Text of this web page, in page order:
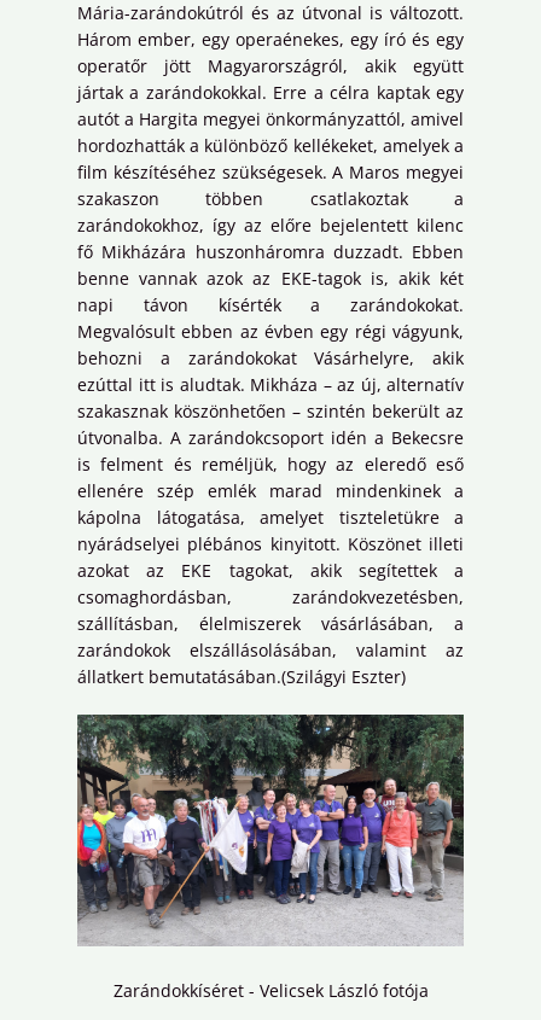
Mária-zarándokútról és az útvonal is változott.
Három ember, egy operaénekes, egy író és egy
operatőr jött Magyarországról, akik együtt
jártak a zarándokokkal. Erre a célra kaptak egy
autót a Hargita megyei önkormányzattól, amivel
hordozhatták a különböző kellékeket, amelyek a
film készítéséhez szükségesek. A Maros megyei
szakaszon többen csatlakoztak a
zarándokokhoz, így az előre bejelentett kilenc
fő Mikházára huszonháromra duzzadt. Ebben
benne vannak azok az EKE-tagok is, akik két
napi távon kísérték a zarándokokat.
Megvalósult ebben az évben egy régi vágyunk,
behozni a zarándokokat Vásárhelyre, akik
ezúttal itt is aludtak. Mikháza – az új, alternatív
szakasznak köszönhetően – szintén bekerült az
útvonalba. A zarándokcsoport idén a Bekecsre
is felment és reméljük, hogy az eleredő eső
ellenére szép emlék marad mindenkinek a
kápolna látogatása, amelyet tiszteletükre a
nyárádselyei plébános kinyitott. Köszönet illeti
azokat az EKE tagokat, akik segítettek a
csomaghordásban, zarándokvezetésben,
szállításban, élelmiszerek vásárlásában, a
zarándokok elszállásolásában, valamint az
állatkert bemutatásában.(Szilágyi Eszter)
Zarándokkíséret - Velicsek László fotója